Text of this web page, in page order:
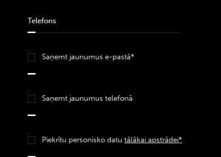
Saņemt jaunumus e-pastā*
Saņemt jaunumus telefonā
Piekrītu personisko datu tālākai apstrādei*